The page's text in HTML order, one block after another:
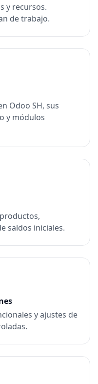
y recursos.
de trabajo.
Odoo SH, sus
y módulos
saldos iniciales.
y ajustes de